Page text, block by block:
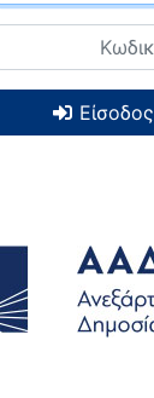
Είσοδος